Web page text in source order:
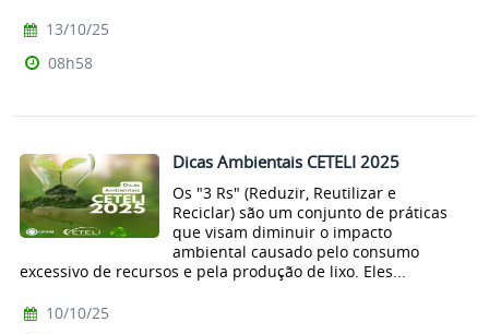
13/10/25
08h58
Dicas Ambientais CETELI 2025
Os "3 Rs" (Reduzir, Reutilizar e
Reciclar) são um conjunto de práticas
que visam diminuir o impacto
ambiental causado pelo consumo
excessivo de recursos e pela produção de lixo. Eles...
10/10/25